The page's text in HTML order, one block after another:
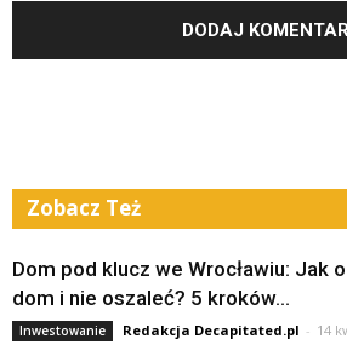
Zobacz Też
Dom pod klucz we Wrocławiu: Jak
dom i nie oszaleć? 5 kroków...
Inwestowanie Redakcja Decapitated.pl - 14